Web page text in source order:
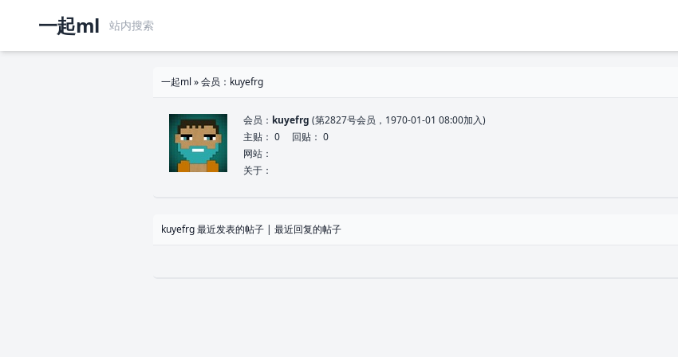
一起ml
一起ml » 会员：kuyefrg
会员： kuyefrg (第2827号会员，1970-01-01 08:00加入)
主贴： 0 回贴： 0
网站：
关于：
kuyefrg最近发表的帖子 | 最近回复的帖子